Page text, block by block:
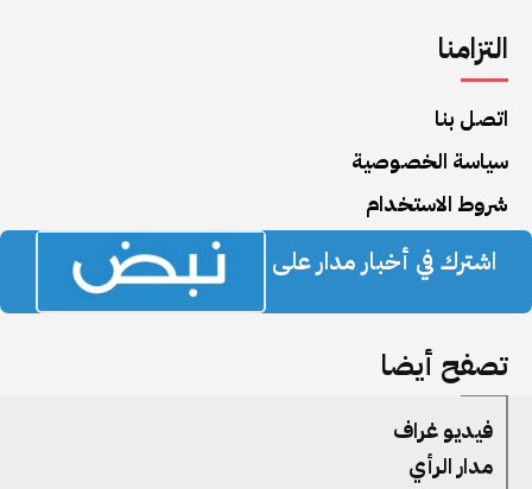
التزامنا
اتصل بنا
سياسة الخصوصية
شروط الاستخدام
اشترك في أخبار مدار على
تصفح أيضا
فيديو غراف
مدار الرأي